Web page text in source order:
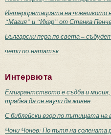
Интерпретацията на човешкото
“Магия” и “Икар” от Станка
Български пера по света –
чети по-нататък
Интервюта
Емигрантството е съдба и
трябва да се научи да живее
С библейски взор по пътищата на
Чони Чонев: По пътя на солената